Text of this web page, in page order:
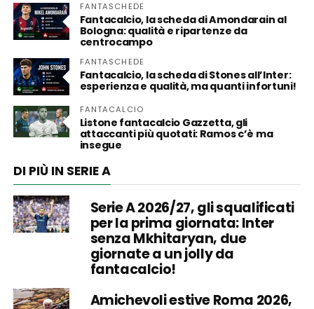
FANTASCHEDE
Fantacalcio, la scheda di Amondarain al
Bologna: qualità e ripartenze da
centrocampo
FANTASCHEDE
Fantacalcio, la scheda di Stones all’Inter:
esperienza e qualità, ma quanti infortuni!
FANTACALCIO
Listone fantacalcio Gazzetta, gli
attaccanti più quotati: Ramos c’è ma
insegue
DI PIÙ IN SERIE A
Serie A 2026/27, gli squalificati
per la prima giornata: Inter
senza Mkhitaryan, due
giornate a un jolly da
fantacalcio!
Amichevoli estive Roma 2026,